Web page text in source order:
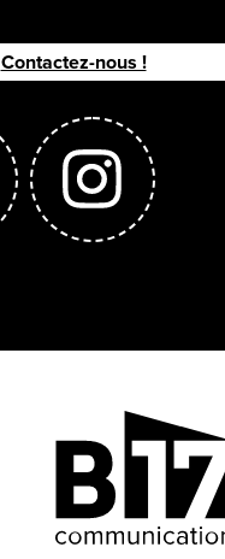
Contactez-nous !